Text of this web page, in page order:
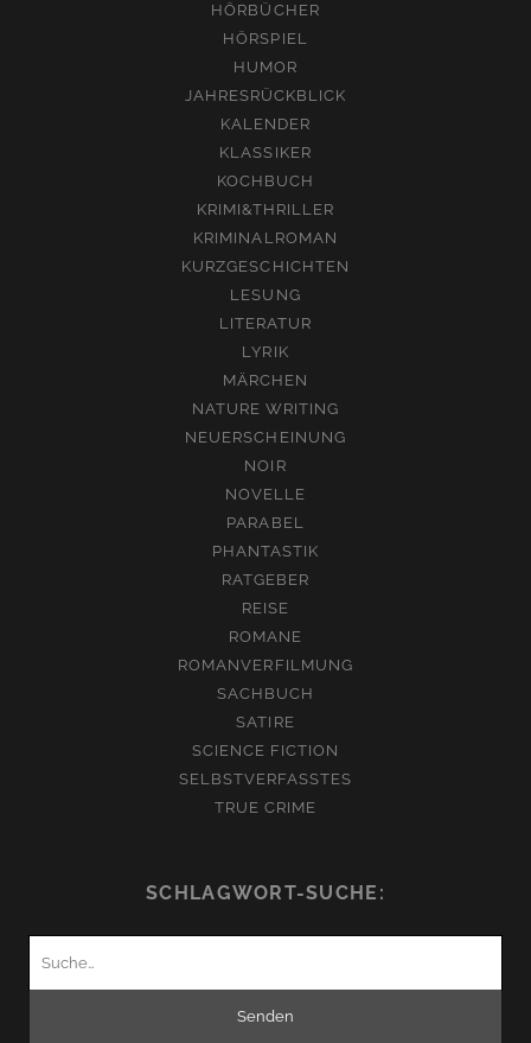
HÖRBÜCHER
HÖRSPIEL
HUMOR
JAHRESRÜCKBLICK
KALENDER
KLASSIKER
KOCHBUCH
KRIMI&THRILLER
KRIMINALROMAN
KURZGESCHICHTEN
LESUNG
LITERATUR
LYRIK
MÄRCHEN
NATURE WRITING
NEUERSCHEINUNG
NOIR
NOVELLE
PARABEL
PHANTASTIK
RATGEBER
REISE
ROMANE
ROMANVERFILMUNG
SACHBUCH
SATIRE
SCIENCE FICTION
SELBSTVERFASSTES
TRUE CRIME
SCHLAGWORT-SUCHE: